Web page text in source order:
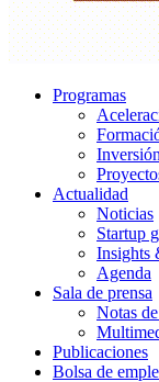
Programas
Actualidad
Noticias
Startup
Insights
Agenda
Sala de prensa
Notas
Publicaciones
Bolsa de